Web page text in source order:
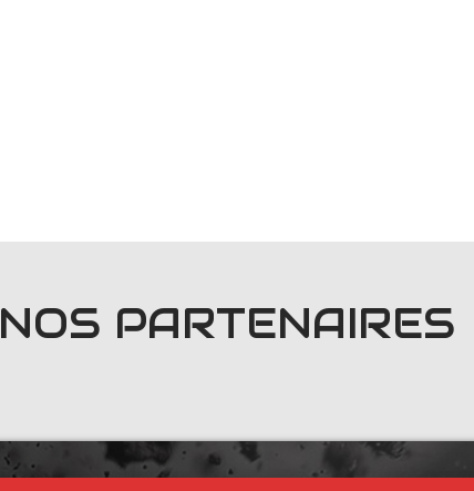
NOS PARTENAIRES